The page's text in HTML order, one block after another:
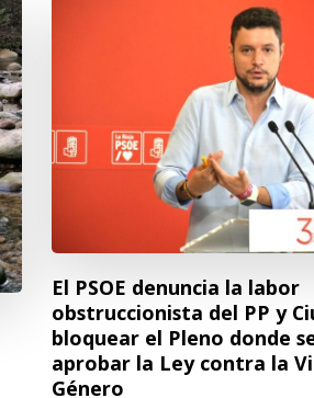
El PSOE denuncia la labor
obstruccionista del PP y
bloquear el Pleno donde
aprobar la Ley contra la
Género